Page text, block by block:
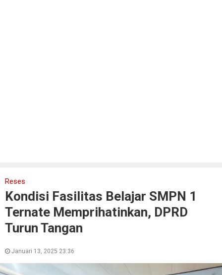
Reses
Kondisi Fasilitas Belajar SMPN 1
Ternate Memprihatinkan, DPRD
Turun Tangan
Januari 13, 2025 23:36